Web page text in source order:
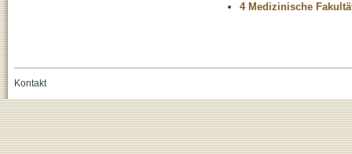
4 Medizinische
Kontakt